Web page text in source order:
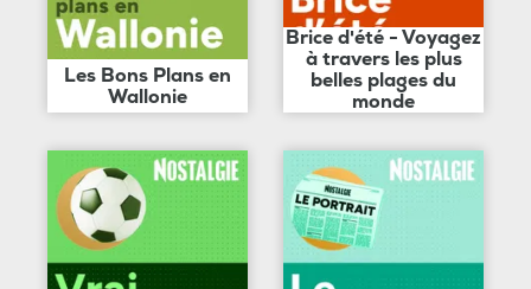
Les Bons Plans en
Wallonie
Brice d'été - Voyagez
à travers les plus
belles plages du
monde